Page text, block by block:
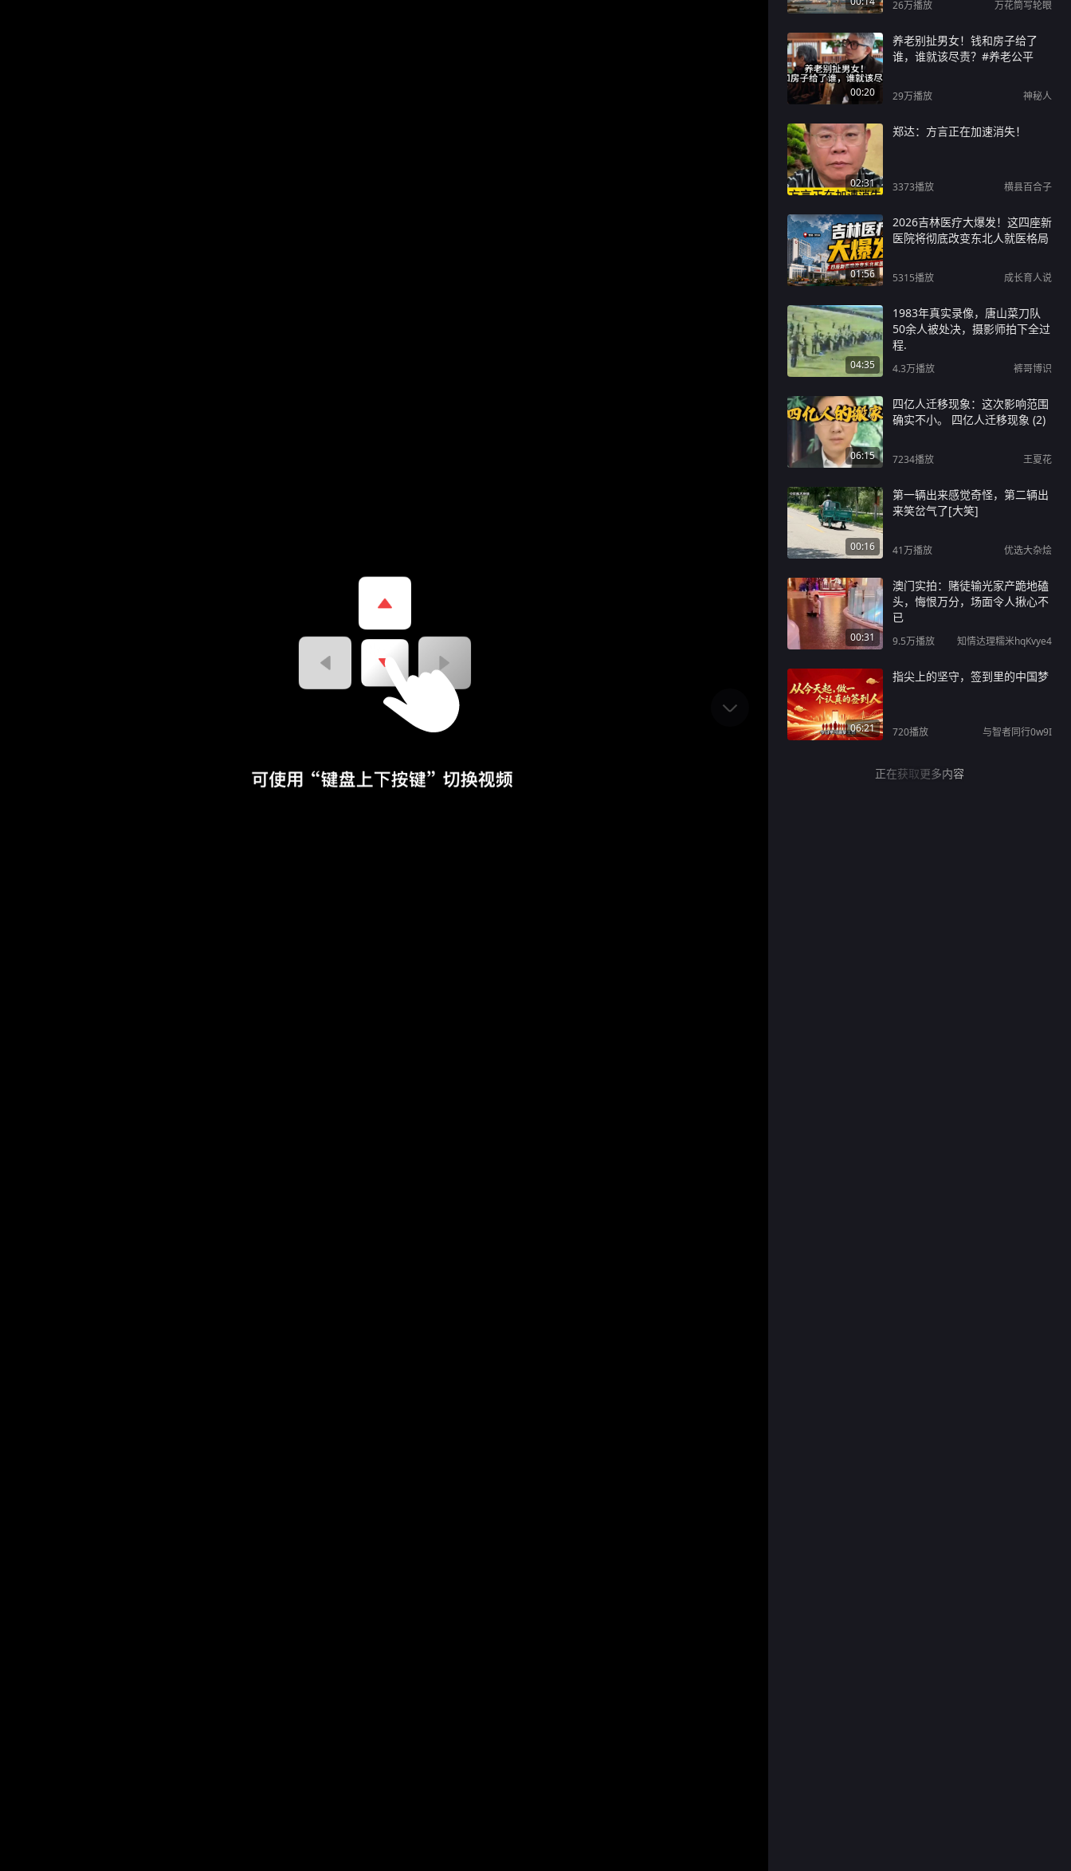
26万播放 万花筒写轮眼
00:20
养老别扯男女！钱和房子给了
谁，谁就该尽责？#养老公平
29万播放 神秘人
02:31
郑达：方言正在加速消失！
3373播放 横县百合子
01:56
2026吉林医疗大爆发！这四座新
医院将彻底改变东北人就医格局
5315播放 成长育人说
04:35
1983年真实录像，唐山菜刀队
50余人被处决，摄影师拍下全过
程.
4.3万播放 裤哥博识
06:15
四亿人迁移现象：这次影响范围
确实不小。 四亿人迁移现象 (2)
7234播放 王夏花
00:16
第一辆出来感觉奇怪，第二辆出
来笑岔气了[大笑]
41万播放 优选大杂烩
00:31
澳门实拍：赌徒输光家产跪地磕
头，悔恨万分，场面令人揪心不
已
9.5万播放 知情达理糯米hqKvye4
06:21
指尖上的坚守，签到里的中国梦
720播放 与智者同行0w9I
正在获取更多内容